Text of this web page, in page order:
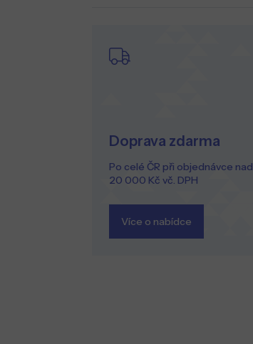
Doprava zdarma
Po celé ČR při objednávce nad
20 000 Kč vč. DPH
Více o nabídce